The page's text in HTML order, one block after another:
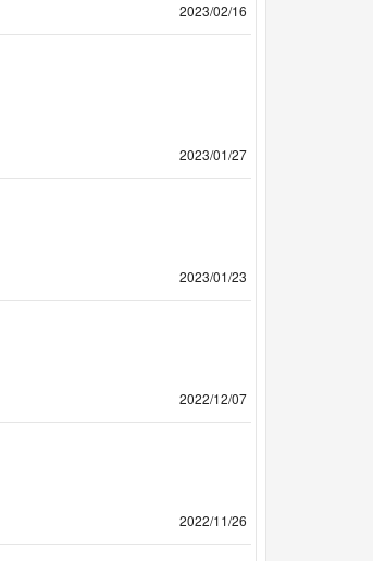
2023/02/16
2023/01/27
2023/01/23
2022/12/07
2022/11/26